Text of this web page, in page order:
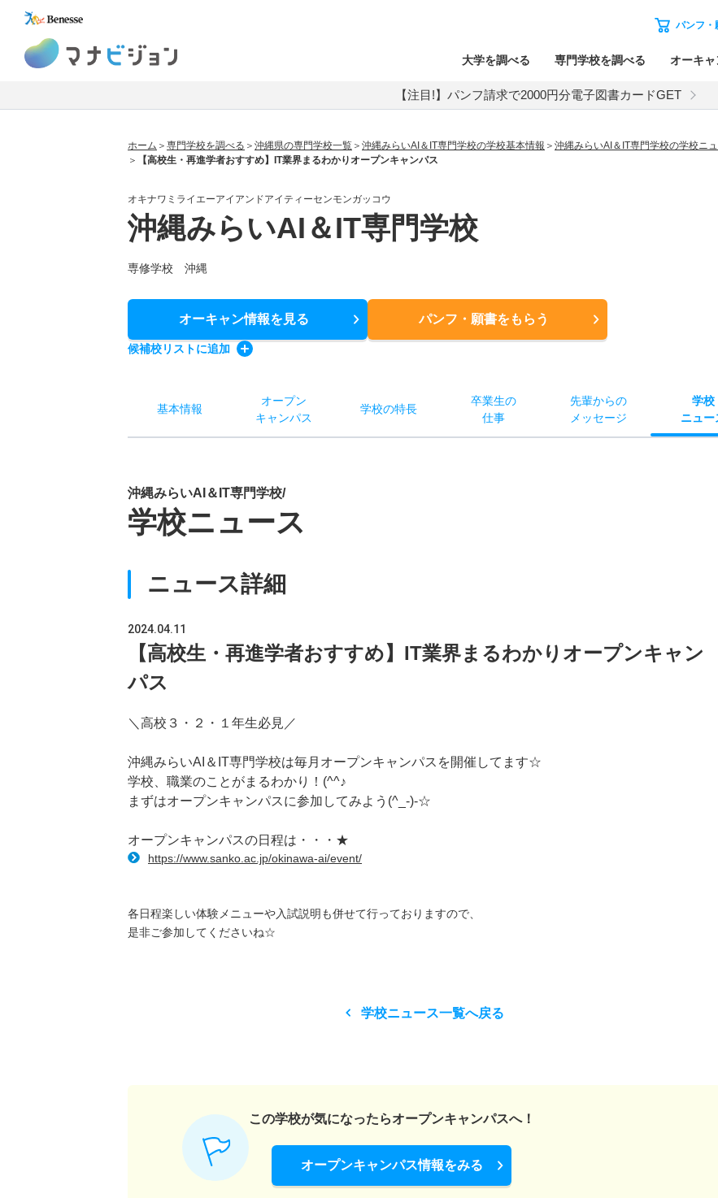
パンフ・
大学を調べる 専門学校を調べる オーキ
【注目!】パンフ請求で2000円分電子図書カードGET
ホーム 専門学校を調べる 沖縄県の専門学校一覧 沖縄みらいAI＆IT専門学校の学校基本情報
沖縄みらいAI＆IT専門学校の学校ニ
【高校生・再進学者おすすめ】IT業界まるわかりオープンキャンパス
オキナワミライエーアイアンドアイティーセンモンガッコウ
沖縄みらいAI＆IT専門学校
専修学校 沖縄
オーキャン情報を見る パンフ・願書をもらう
候補校リストに追加
基本情報
オープン
キャンパス
学校の特長
卒業生の
仕事
先輩からの
メッセージ
学校
ニュー
沖縄みらいAI＆IT専門学校/
学校ニュース
ニュース詳細
2024.04.11
【高校生・再進学者おすすめ】IT業界まるわかりオープンキャン
パス
＼高校３・２・１年生必見／
沖縄みらいAI＆IT専門学校は毎月オープンキャンパスを開催してます☆
学校、職業のことがまるわかり！(^^♪
まずはオープンキャンパスに参加してみよう(^_-)-☆
オープンキャンパスの日程は・・・★
https://www.sanko.ac.jp/okinawa-ai/event/
各日程楽しい体験メニューや入試説明も併せて行っておりますので、
是非ご参加してくださいね☆
学校ニュース一覧へ戻る
この学校が気になったらオープンキャンパスへ！
オープンキャンパス情報をみる